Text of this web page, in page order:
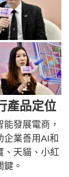
產品定位
發展電商，
企業善用AI和
、天貓、小紅
。